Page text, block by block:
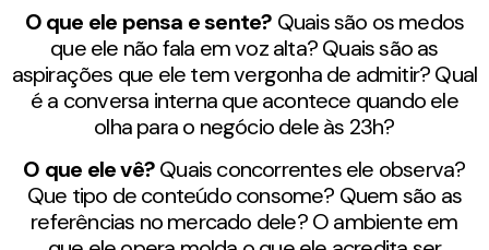
O que ele pensa e sente? Quais são os medos
que ele não fala em voz alta? Quais são as
aspirações que ele tem vergonha de admitir? Qual
é a conversa interna que acontece quando ele
olha para o negócio dele às 23h?
O que ele vê?Quais concorrentes ele observa?
Que tipo de conteúdo consome? Quem são as
referências no mercado dele? O ambiente em